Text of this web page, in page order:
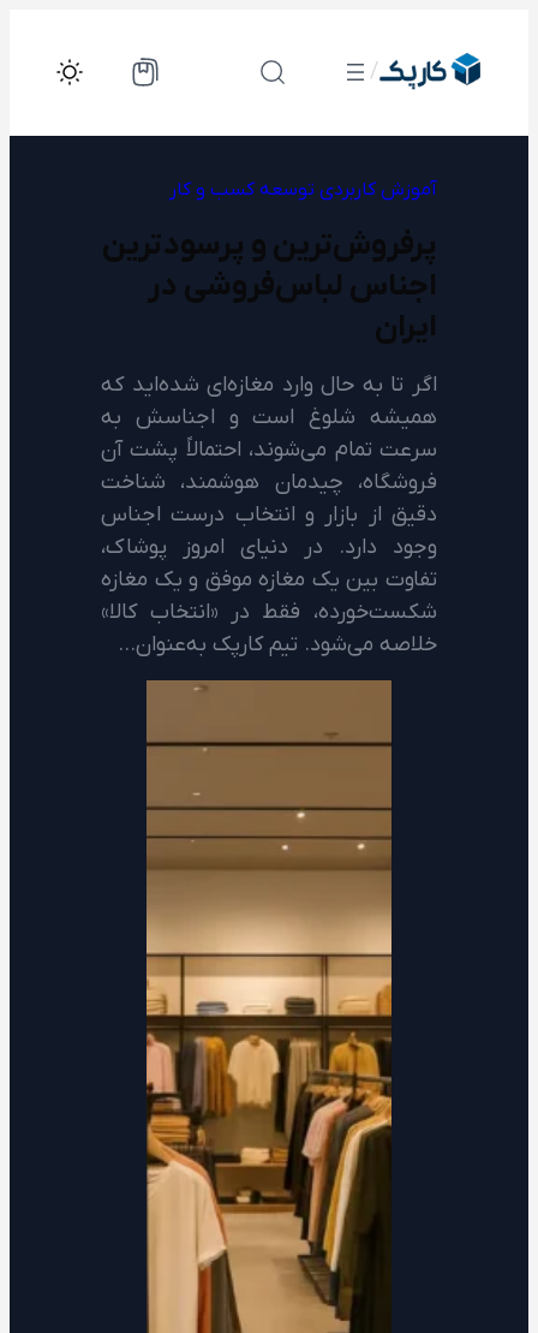
/
آموزش کاربردی توسعه کسب و کار
پرفروش‌ترین و پرسودترین
اجناس لباس‌فروشی در
ایران
اگر تا به حال وارد مغازه‌ای شده‌اید که
همیشه شلوغ است و اجناسش به
سرعت تمام می‌شوند، احتمالاً پشت آن
فروشگاه، چیدمان هوشمند، شناخت
دقیق از بازار و انتخاب درست اجناس
وجود دارد. در دنیای امروز پوشاک،
تفاوت بین یک مغازه موفق و یک مغازه
شکست‌خورده، فقط در «انتخاب کالا»
خلاصه می‌شود. تیم کارپک به‌عنوان…